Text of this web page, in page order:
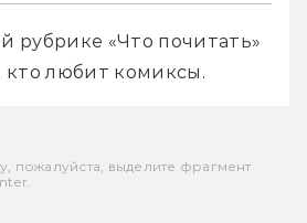
рубрике «Что почитать»
кто любит комиксы.
пожалуйста, выделите фрагмент